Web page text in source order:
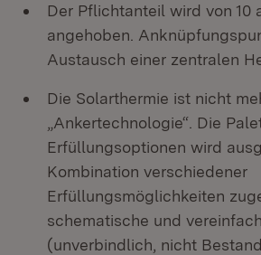
Der Pflichtanteil wird von 10
angehoben.
Austausch einer zentralen
Die Solarthermie ist nicht
„Ankertechnologie“. Die
Erfüllungsoptionen wird
Kombination verschiedener
Erfüllungsmöglichkeiten
schematische und
(unverbindlich, nicht